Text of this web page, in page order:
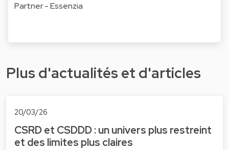
Partner - Essenzia
Plus d'actualités et d'articles
20/03/26
CSRD et CSDDD : un univers plus restreint
et des limites plus claires